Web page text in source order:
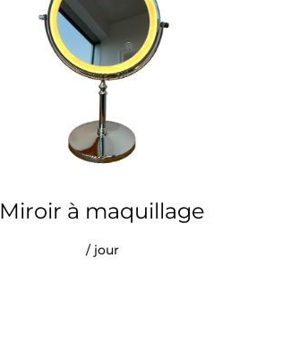
Miroir à maquillage
/ jour